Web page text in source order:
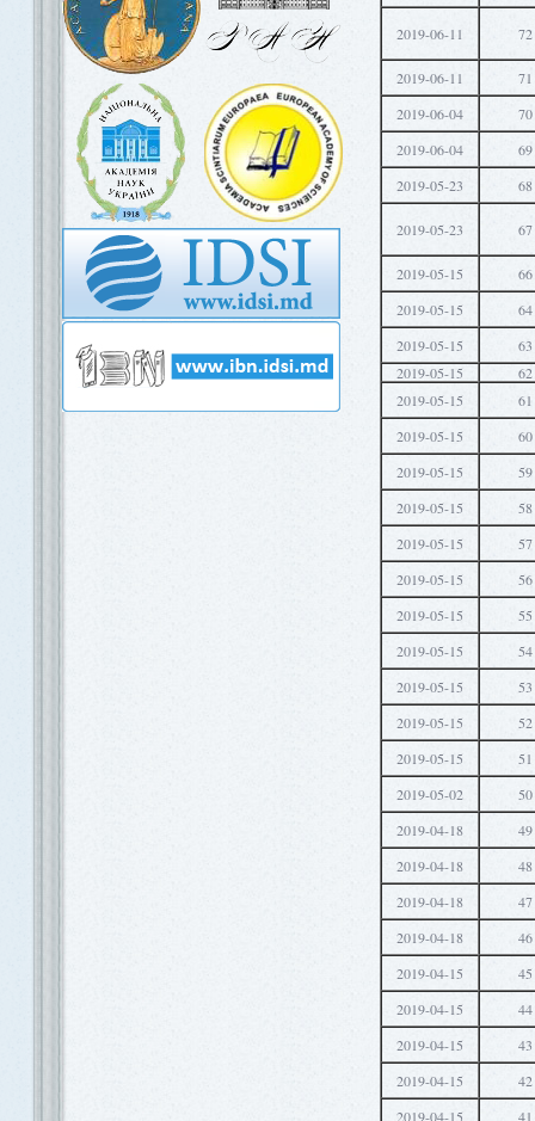
2019-06-11 72
2019-06-11
71
2019-06-04
70
2019-06-04
69
2019-05-23
68
2019-05-23 67
2019-05-15
66
2019-05-15
64
2019-05-15
63
2019-05-15
62
2019-05-15
61
2019-05-15
60
2019-05-15
59
2019-05-15
58
2019-05-15
57
2019-05-15
56
2019-05-15
55
2019-05-15
54
2019-05-15
53
2019-05-15
52
2019-05-15
51
2019-05-02
50
2019-04-18
49
2019-04-18
48
2019-04-18
47
2019-04-18
46
2019-04-15
45
2019-04-15
44
2019-04-15
43
2019-04-15
42
2019-04-15
41